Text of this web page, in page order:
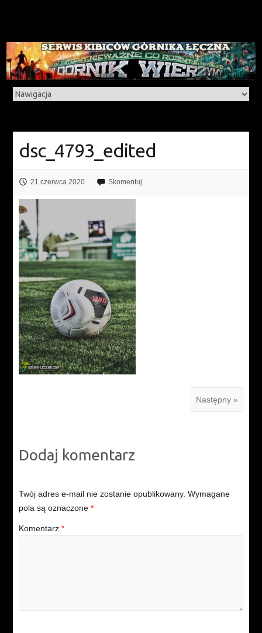
dsc_4793_edited
21 czerwca 2020 Skomentuj
Następny »
Dodaj komentarz
Twój adres e-mail nie zostanie opublikowany. Wymagane
pola są oznaczone *
Komentarz *